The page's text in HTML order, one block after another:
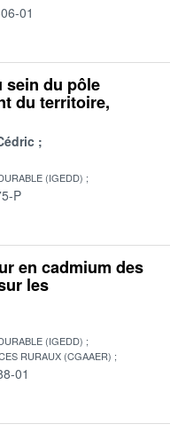
01
sein du pôle
du territoire,
(IGEDD)
P
en cadmium des
les
(IGEDD)
RURAUX (CGAAER)
01